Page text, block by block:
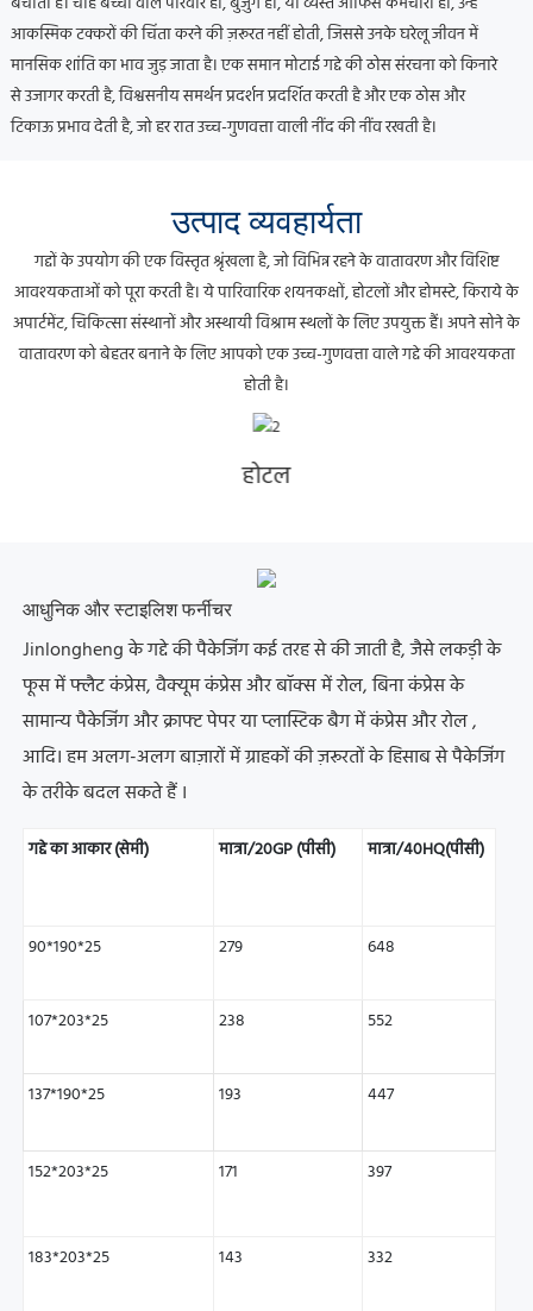
आकस्मिक टक्करों की चिंता करने की ज़रूरत नहीं होती, जिससे उनके घरेलू जीवन में
मानसिक शांति का भाव जुड़ जाता है।एक समान मोटाई गद्दे की ठोस संरचना को किनारे
से उजागर करती है, विश्वसनीय समर्थन प्रदर्शन प्रदर्शित करती है और एक ठोस और
टिकाऊ प्रभाव देती है, जो हर रात उच्च-गुणवत्ता वाली नींद की नींव रखती है।
उत्पाद व्यवहार्यता
गद्दों के उपयोग की एक विस्तृत श्रृंखला है, जो विभिन्न रहने के वातावरण और विशिष्ट
आवश्यकताओं को पूरा करती है। ये पारिवारिक शयनकक्षों, होटलों और होमस्टे, किराये के
अपार्टमेंट, चिकित्सा संस्थानों और अस्थायी विश्राम स्थलों के लिए उपयुक्त हैं।अपने सोने के
वातावरण को बेहतर बनाने के लिए आपको एक उच्च-गुणवत्ता वाले गद्दे की आवश्यकता
होती है।
होटल
आधुनिक और स्टाइलिश फर्नीचर
Jinlongheng के गद्दे की पैकेजिंग कई तरह से की जाती है,जैसे लकड़ी के
फूस में फ्लैट कंप्रेस, वैक्यूम कंप्रेस और बॉक्स में रोल,बिना कंप्रेस के
सामान्य पैकेजिंग औरक्राफ्ट पेपर या प्लास्टिक बैगमें कंप्रेस और रोल,
आदि।हम अलग-अलग बाज़ारों में ग्राहकों की ज़रूरतों के हिसाब से पैकेजिंग
के तरीके बदल सकते हैं।
गद्दे का आकार (सेमी) मात्रा/20GP (पीसी) मात्रा/40HQ(पीसी)
90*190*25 279 648
107*203*25 238 552
137*190*25 193 447
152*203*25 171 397
183*203*25 143 332